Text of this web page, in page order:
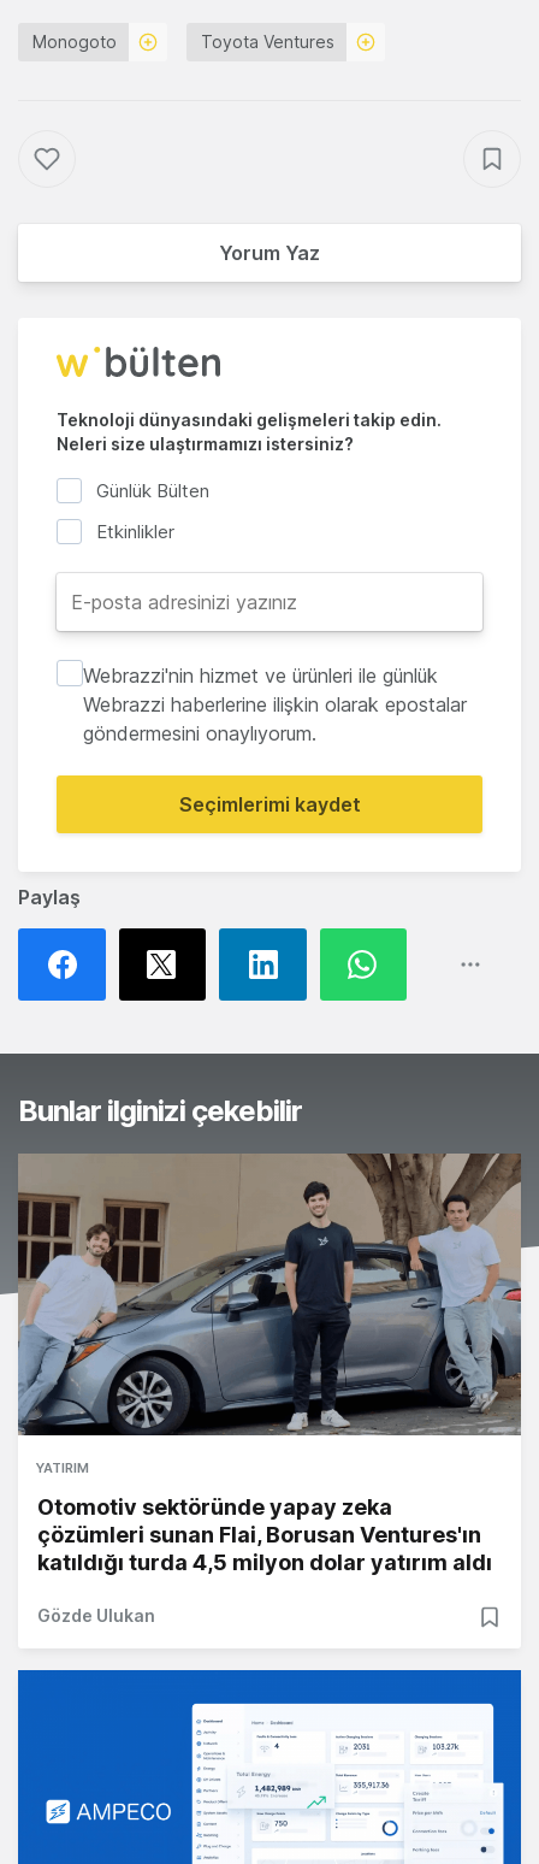
Paylaş
Monogoto Toyota Ventures
Yorum Yaz
Teknoloji dünyasındaki gelişmeleri takip edin.
Neleri size ulaştırmamızı istersiniz?
Günlük Bülten
Etkinlikler
Webrazzi'nin hizmet ve ürünleri ile günlük
Webrazzi haberlerine ilişkin olarak epostalar
göndermesini onaylıyorum.
Seçimlerimi kaydet
Bunlar ilginizi çekebilir
YATIRIM
Otomotiv sektöründe yapay zeka
çözümleri sunan Flai, Borusan Ventures'ın
katıldığı turda 4,5 milyon dolar yatırım aldı
Gözde Ulukan